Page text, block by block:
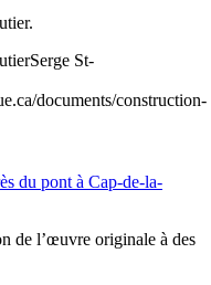
Serge St-
documents/construction-
du pont à Cap-de-la-
de l’œuvre originale à des